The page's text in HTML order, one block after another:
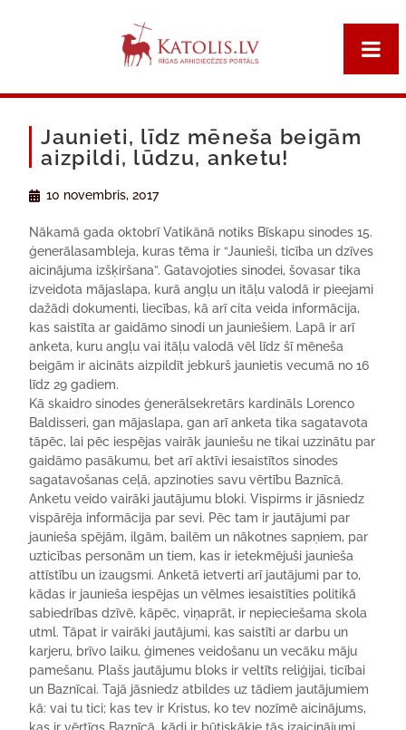
Jaunieti, līdz mēneša beigām
aizpildi, lūdzu, anketu!
10 novembris, 2017
Nākamā gada oktobrī Vatikānā notiks Bīskapu sinodes 15.
ģenerālasambleja, kuras tēma ir “Jaunieši, ticība un dzīves
aicinājuma izšķiršana”. Gatavojoties sinodei, šovasar tika
izveidota mājaslapa, kurā angļu un itāļu valodā ir pieejami
dažādi dokumenti, liecības, kā arī cita veida informācija,
kas saistīta ar gaidāmo sinodi un jauniešiem. Lapā ir arī
anketa, kuru angļu vai itāļu valodā vēl līdz šī mēneša
beigām ir aicināts aizpildīt jebkurš jaunietis vecumā no 16
līdz 29 gadiem.
Kā skaidro sinodes ģenerālsekretārs kardināls Lorenco
Baldisseri, gan mājaslapa, gan arī anketa tika sagatavota
tāpēc, lai pēc iespējas vairāk jauniešu ne tikai uzzinātu par
gaidāmo pasākumu, bet arī aktīvi iesaistītos sinodes
sagatavošanas ceļā, apzinoties savu vērtību Baznīcā.
Anketu veido vairāki jautājumu bloki. Vispirms ir jāsniedz
vispārēja informācija par sevi. Pēc tam ir jautājumi par
jaunieša spējām, ilgām, bailēm un nākotnes sapņiem, par
uzticības personām un tiem, kas ir ietekmējuši jaunieša
attīstību un izaugsmi. Anketā ietverti arī jautājumi par to,
kādas ir jaunieša iespējas un vēlmes iesaistīties politikā
sabiedrības dzīvē, kāpēc, viņaprāt, ir nepieciešama skola
utml. Tāpat ir vairāki jautājumi, kas saistīti ar darbu un
karjeru, brīvo laiku, ģimenes veidošanu un vecāku māju
pamešanu. Plašs jautājumu bloks ir veltīts reliģijai, ticībai
un Baznīcai. Tajā jāsniedz atbildes uz tādiem jautājumiem
kā: vai tu tici; kas tev ir Kristus, ko tev nozīmē aicinājums,